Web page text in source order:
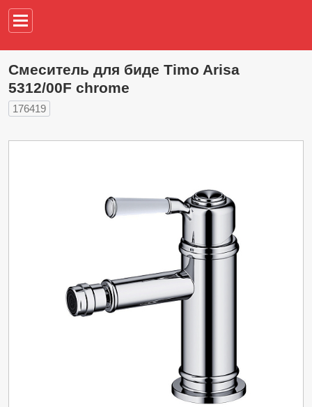
Смеситель для биде Timo Arisa
5312/00F chrome
176419